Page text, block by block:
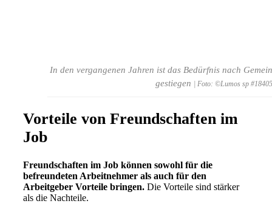
In den vergangenen Jahren ist das Bedürfnis nach
gestiegen | Foto: ©Lumos sp
Vorteile von Freundschaften im
Job
Freundschaften im Job können sowohl für die
befreundeten Arbeitnehmer als auch für den
Arbeitgeber Vorteile bringen. Die Vorteile sind stärker
als die Nachteile.